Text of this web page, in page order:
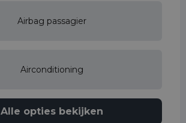
Airbag passagier
Airconditioning
Alle opties bekijken